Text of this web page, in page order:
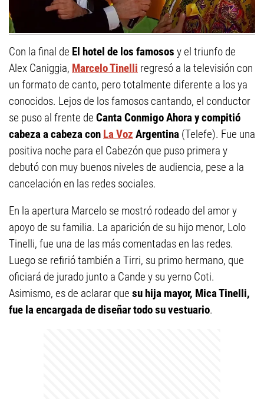
Con la final de El hotel de los famosos y el triunfo de
Alex Caniggia, Marcelo Tinelli regresó a la televisión con
un formato de canto, pero totalmente diferente a los ya
conocidos. Lejos de los famosos cantando, el conductor
se puso al frente de Canta Conmigo Ahora y compitió
cabeza a cabeza con La Voz Argentina (Telefe). Fue una
positiva noche para el Cabezón que puso primera y
debutó con muy buenos niveles de audiencia, pese a la
cancelación en las redes sociales.
En la apertura Marcelo se mostró rodeado del amor y
apoyo de su familia. La aparición de su hijo menor, Lolo
Tinelli, fue una de las más comentadas en las redes.
Luego se refirió también a Tirri, su primo hermano, que
oficiará de jurado junto a Cande y su yerno Coti.
Asimismo, es de aclarar que su hija mayor, Mica Tinelli,
fue la encargada de diseñar todo su vestuario.